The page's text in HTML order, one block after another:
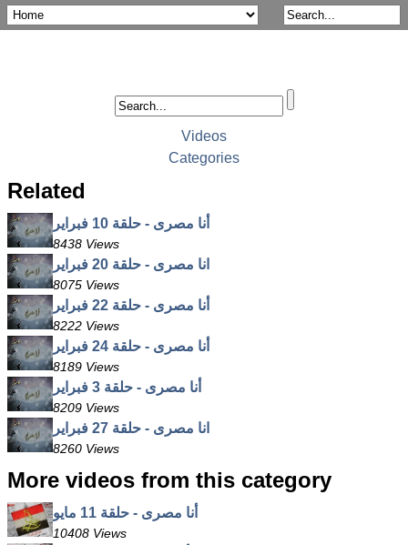
Videos
Categories
Related
أنا مصرى - حلقة 10 فبراير
8438 Views
انا مصرى - حلقة 20 فبراير
8075 Views
أنا مصرى - حلقة 22 فبراير
8222 Views
أنا مصرى - حلقة 24 فبراير
8189 Views
أنا مصرى - حلقة 3 فبراير
8209 Views
انا مصرى - حلقة 27 فبراير
8260 Views
More videos from this category
أنا مصرى - حلقة 11 مايو
10408 Views